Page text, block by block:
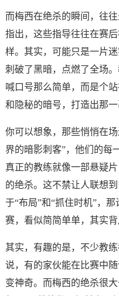
而梅西在绝杀的瞬间，往
指出，这些指导往往在赛
样。其实，可能只是一片
刺破了黑暗，点燃了全场
喊口号那么简单，而是个
和隐秘的暗号，打造出那一
你可以想象，那些悄悄在
界的暗影刺客”，他们的每
真正的教练就像一部悬疑
的绝杀。这不禁让人联想
于“布局”和“抓住时机”，
赛，看似简简单单，其实背
其实，有趣的是，不少教
说，有的家伙能在比赛中
变神奇。而梅西的绝杀很